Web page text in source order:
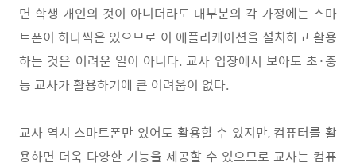
면 학생 개인의 것이 아니더라도 대부분의 각 가정에는 스마
트폰이 하나씩은 있으므로 이 애플리케이션을 설치하고 활용
하는 것은 어려운 일이 아니다.교사 입장에서 보아도 초·중
등 교사가 활용하기에 큰 어려움이 없다.
교사 역시 스마트폰만 있어도 활용할 수 있지만, 컴퓨터를 활
용하면 더욱 다양한 기능을 제공할 수 있으므로 교사는 컴퓨